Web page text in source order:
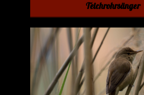
Teichrohrsänger